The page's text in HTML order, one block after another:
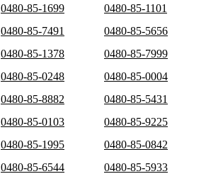
0480-85-1699
0480-85-1101
0480-85-7491
0480-85-5656
0480-85-1378
0480-85-7999
0480-85-0248
0480-85-0004
0480-85-8882
0480-85-5431
0480-85-0103
0480-85-9225
0480-85-1995
0480-85-0842
0480-85-6544
0480-85-5933